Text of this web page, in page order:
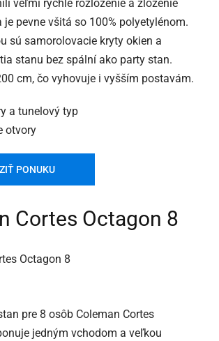
veľmi rýchle rozloženie a zloženie
pevne všitá so 100% polyetylénom.
sú samorolovacie kryty okien a
stanu bez spální ako party stan.
cm, čo vyhovuje i vyšším postavám.
a tunelový typ
otvory
PONUKU
Cortes Octagon 8
pre 8 osôb Coleman Cortes
jedným vchodom a veľkou